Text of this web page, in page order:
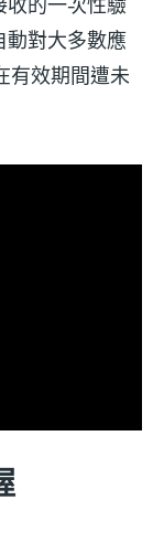
收的一次性驗
動對大多數應
有效期間遭未